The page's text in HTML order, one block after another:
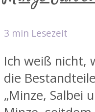
3 min Lesezeit
Ich weiß nicht,
die
„Minze, Salbei